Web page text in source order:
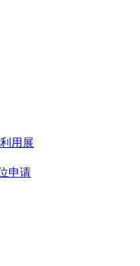
用展
申请